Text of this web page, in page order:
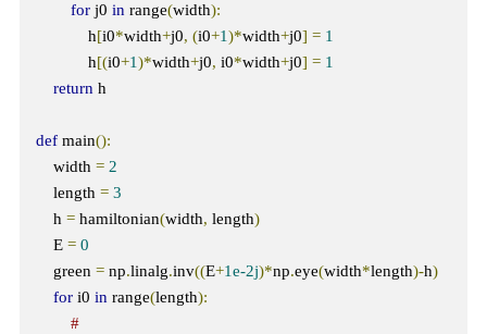
for j0 in range(width):
            h
[i0*width+j0, (i0+1)*width+j0] = 1
            h
[(i0+1)*width+j0, i0*width+j0] = 1
return h
def main():
    width
= 2
    length
= 3
    h
= hamiltonian(width, length)
    E
= 0
    green
= np.linalg.inv((E+1e-2j)*np.eye(width*length)-h)
for i0 in range(length):
#